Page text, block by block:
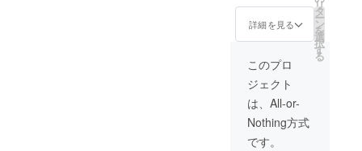
豚をそ
だてて
す。 そ
んな中
加工場
を借り
てつく
られて
豆。 地
域の中
で伝統
的に作
られて
きたし
おこぶ
（昆布
を醤油
や酢で
ト】
「香心
ポー
ク」
（http://
cohsin.j
p）は、
熊本県
内で薬
を使わ
（大
阪）が
負担
し、 現
地での
費用と
手間の
負担を
減ら
し、 ご
詳細を見る
リ
タ
ー
ン
を
選
択
す
る
このプロ
ジェクト
は、All-or-
Nothing方式
です。